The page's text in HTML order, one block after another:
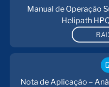
Manual de Operação
Helipath
Nota de Aplicação –